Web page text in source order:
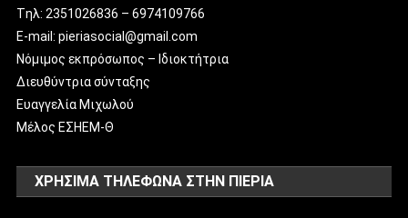
Tηλ: 2351026836 – 6974109766
E-mail: pieriasocial@gmail.com
Νόμιμος εκπρόσωπος – Ιδιοκτήτρια
Διευθύντρια σύνταξης
Ευαγγελία Μιχωλού
Μέλος ΕΣΗΕΜ-Θ
ΧΡΗΣΙΜΑ ΤΗΛΕΦΩΝΑ ΣΤΗΝ ΠΙΕΡΙΑ